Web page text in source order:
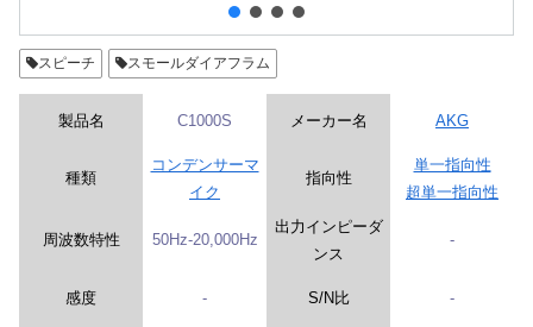
スピーチ スモールダイアフラム
製品名 C1000S メーカー名 AKG
種類
コンデンサーマ
イク
指向性
単一指向性
超単一指向性
周波数特性 50Hz-20,000Hz
出力インピーダ
ンス
-
感度 - S/N比 -